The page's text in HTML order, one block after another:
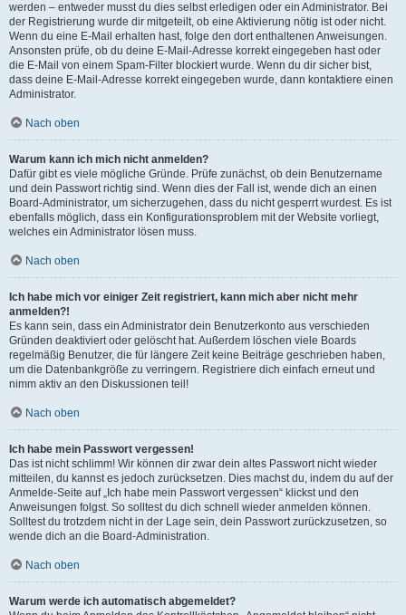
werden – entweder musst du dies selbst erledigen oder ein Administrator. Bei
der Registrierung wurde dir mitgeteilt, ob eine Aktivierung nötig ist oder nicht.
Wenn du eine E-Mail erhalten hast, folge den dort enthaltenen Anweisungen.
Ansonsten prüfe, ob du deine E-Mail-Adresse korrekt eingegeben hast oder
die E-Mail von einem Spam-Filter blockiert wurde. Wenn du dir sicher bist,
dass deine E-Mail-Adresse korrekt eingegeben wurde, dann kontaktiere einen
Administrator.
Nach oben
Warum kann ich mich nicht anmelden?
Dafür gibt es viele mögliche Gründe. Prüfe zunächst, ob dein Benutzername
und dein Passwort richtig sind. Wenn dies der Fall ist, wende dich an einen
Board-Administrator, um sicherzugehen, dass du nicht gesperrt wurdest. Es ist
ebenfalls möglich, dass ein Konfigurationsproblem mit der Website vorliegt,
welches ein Administrator lösen muss.
Nach oben
Ich habe mich vor einiger Zeit registriert, kann mich aber nicht mehr
anmelden?!
Es kann sein, dass ein Administrator dein Benutzerkonto aus verschieden
Gründen deaktiviert oder gelöscht hat. Außerdem löschen viele Boards
regelmäßig Benutzer, die für längere Zeit keine Beiträge geschrieben haben,
um die Datenbankgröße zu verringern. Registriere dich einfach erneut und
nimm aktiv an den Diskussionen teil!
Nach oben
Ich habe mein Passwort vergessen!
Das ist nicht schlimm! Wir können dir zwar dein altes Passwort nicht wieder
mitteilen, du kannst es jedoch zurücksetzen. Dies machst du, indem du auf der
Anmelde-Seite auf „Ich habe mein Passwort vergessen“ klickst und den
Anweisungen folgst. So solltest du dich schnell wieder anmelden können.
Solltest du trotzdem nicht in der Lage sein, dein Passwort zurückzusetzen, so
wende dich an die Board-Administration.
Nach oben
Warum werde ich automatisch abgemeldet?